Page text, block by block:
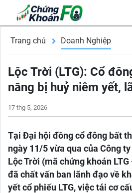
Trang chủ Doanh Nghiệp
Lộc Trời (LTG): Cổ
năng bị huỷ niêm yết,
17 thg 5, 2026
Tại Đại hội đồng cổ đông bất
ngày 11/5 vừa qua của Công
Lộc Trời (mã chứng khoán
đã chất vấn ban lãnh đạo về
yết cổ phiếu LTG, việc tái cơ